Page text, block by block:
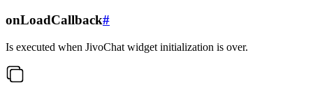
onLoadCallback#
Is executed when JivoChat widget initialization is over.